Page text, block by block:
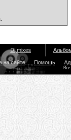
Dj mixes
на сайте Помощь